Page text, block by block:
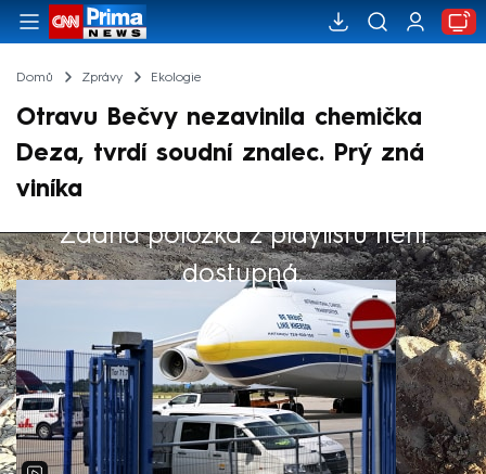
Domů Zprávy Ekologie
Otravu Bečvy nezavinila chemička
Deza, tvrdí soudní znalec. Prý zná
viníka
Žádná položka z playlistu není
dostupná.
Výběr redakce